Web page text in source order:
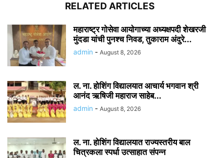
RELATED ARTICLES
महाराष्ट्र गोसेवा आयोगाच्या अध्यक्षपदी शेखरजी
मुंदडा यांची पुनश्च निवड, तुकाराम अंदुरे...
admin - August 8, 2026
ल. ना. होशिंग विद्यालयात आचार्य भगवान श्री
आनंद ऋषिजी महाराज साहेब...
admin - August 8, 2026
ल. ना. होशिंग विद्यालयात राज्यस्तरीय बाल
चित्रकला स्पर्धा उत्साहात संपन्न